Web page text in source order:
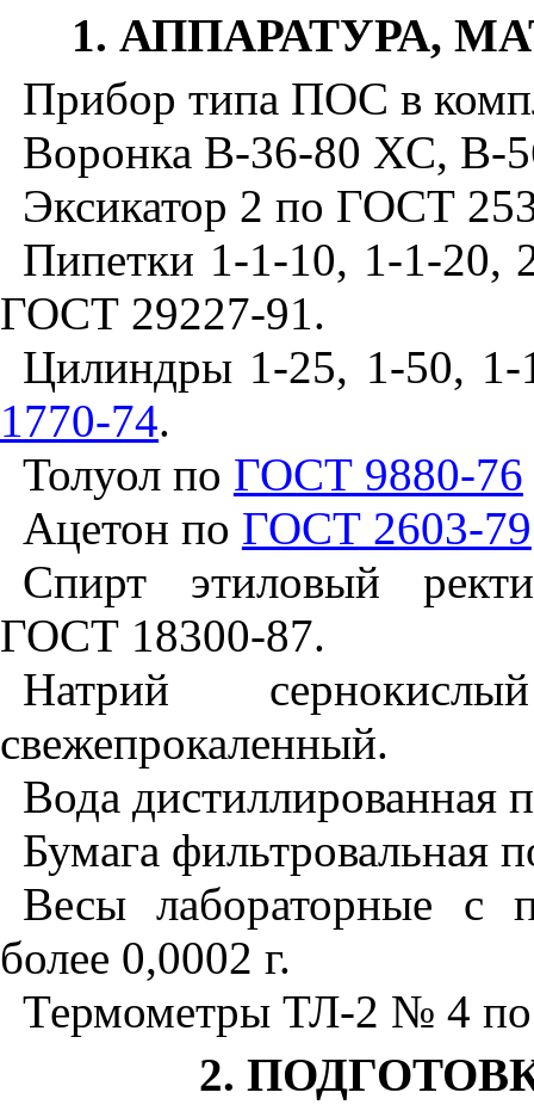
1. АППАРАТУРА,
Прибор типа ПОС в
Воронка В-36-80 ХС, В-
Эксикатор 2 по ГОСТ
Пипетки 1-1-10, 1-1-20,
ГОСТ 29227-91.
Цилиндры 1-25, 1-50,
1770-74.
Толуол по ГОСТ 9880-76
Ацетон по ГОСТ 2603-79
Спирт этиловый
ГОСТ 18300-87.
Натрий
свежепрокаленный.
Вода дистиллированная
Бумага фильтровальная
Весы лабораторные с
более 0,0002 г.
Термометры ТЛ-2 № 4
2.